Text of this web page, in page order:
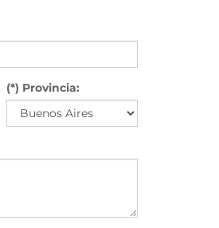
(*) Provincia: